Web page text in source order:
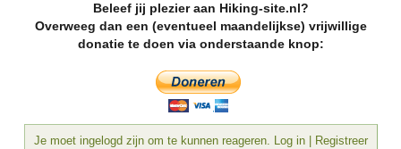
Beleef jij plezier aan Hiking-site.nl?
Overweeg dan een (eventueel maandelijkse) vrijwillige
donatie te doen via onderstaande knop:
Je moet ingelogd zijn om te kunnen reageren. Log in | Registreer